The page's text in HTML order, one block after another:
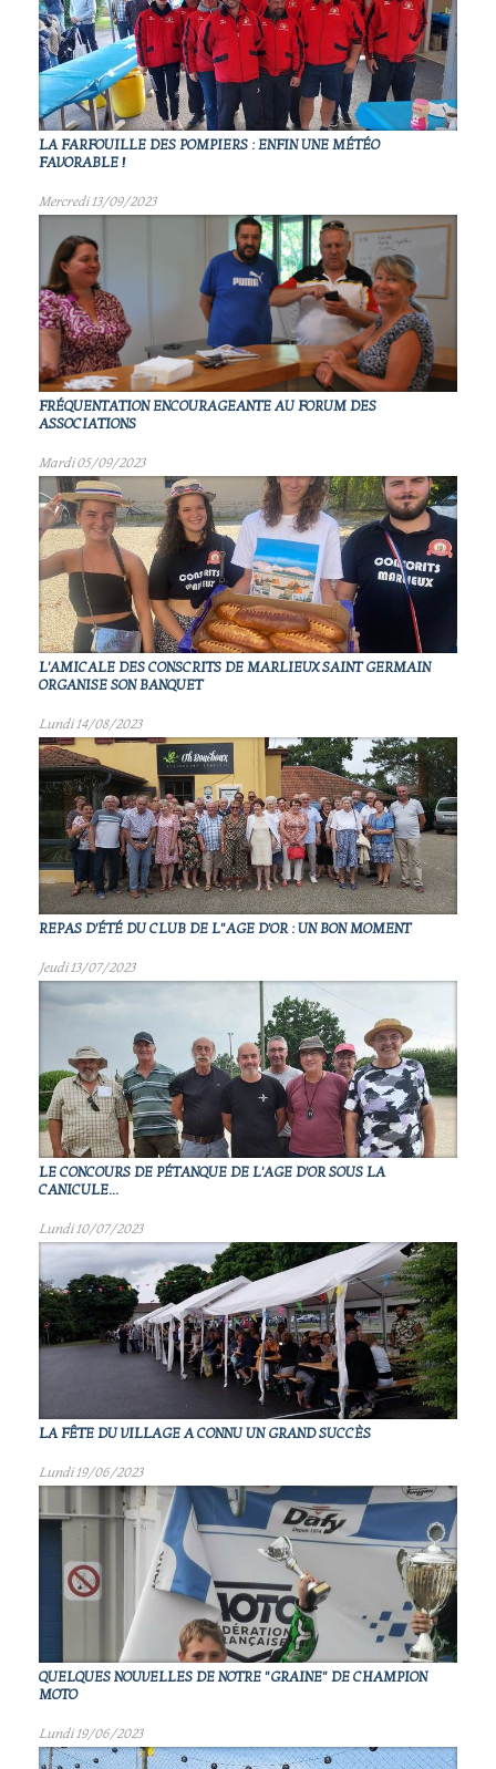
LA FARFOUILLE DES POMPIERS : ENFIN UNE MÉTÉO
FAVORABLE !
Mercredi 13/09/2023
FRÉQUENTATION ENCOURAGEANTE AU FORUM DES
ASSOCIATIONS
Mardi 05/09/2023
L'AMICALE DES CONSCRITS DE MARLIEUX SAINT GERMAIN
ORGANISE SON BANQUET
Lundi 14/08/2023
REPAS D'ÉTÉ DU CLUB DE L"AGE D'OR : UN BON MOMENT
Jeudi 13/07/2023
LE CONCOURS DE PÉTANQUE DE L'AGE D'OR SOUS LA
CANICULE...
Lundi 10/07/2023
LA FÊTE DU VILLAGE A CONNU UN GRAND SUCCÈS
Lundi 19/06/2023
QUELQUES NOUVELLES DE NOTRE "GRAINE" DE CHAMPION
MOTO
Lundi 19/06/2023